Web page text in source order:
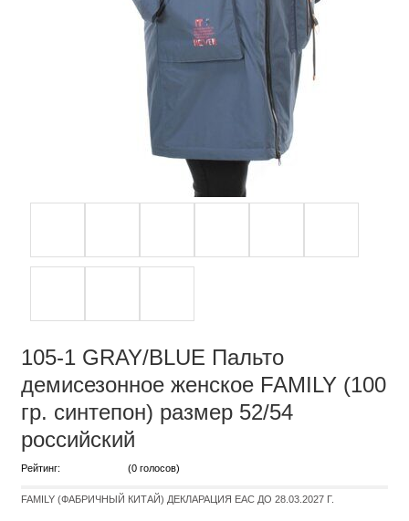
105-1 GRAY/BLUE Пальто
демисезонное женское FAMILY (100
гр. синтепон) размер 52/54
российский
Рейтинг: (0 голосов)
FAMILY (ФАБРИЧНЫЙ КИТАЙ) ДЕКЛАРАЦИЯ EAC ДО 28.03.2027 Г.